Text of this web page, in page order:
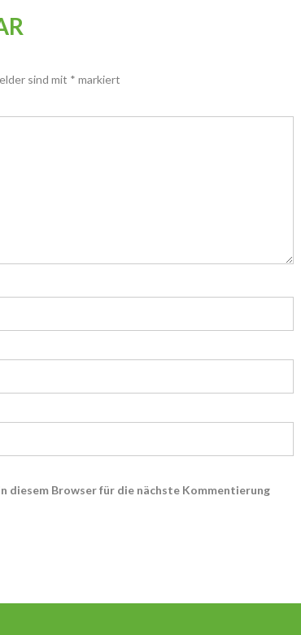
sind mit * markiert
diesem Browser für die nächste Kommentierung